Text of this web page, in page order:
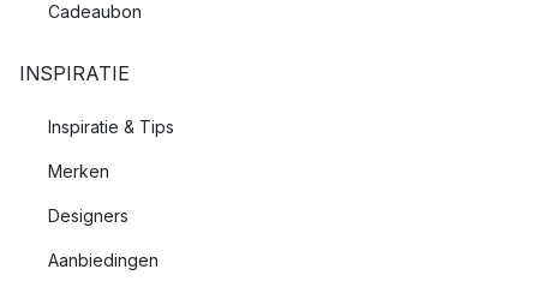
Cadeaubon
INSPIRATIE
Inspiratie & Tips
Merken
Designers
Aanbiedingen